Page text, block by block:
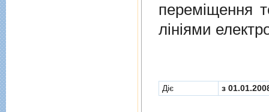
перемiщення
лiнiями
Діє з